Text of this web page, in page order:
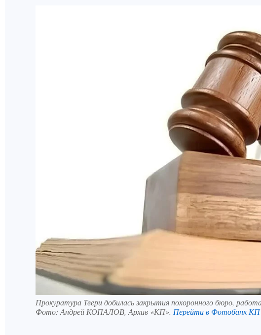
Прокуратура Твери добилась закрытия похоронного бюро,
Фото: Андрей КОПАЛОВ, Архив «КП». Перейти в Фотобанк КП